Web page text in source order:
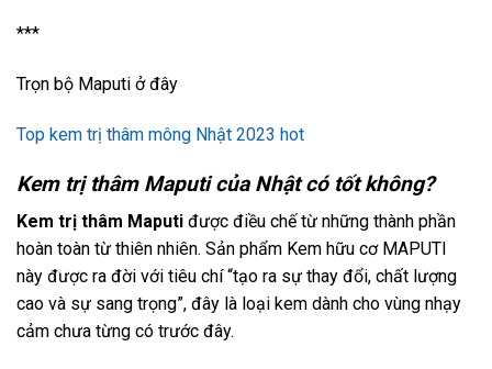
***
Trọn bộ Maputi ở đây
Top kem trị thâm mông Nhật 2023 hot
Kem trị thâm Maputi của Nhật có tốt không?
Kem trị thâm Maputi được điều chế từ những thành phần
hoàn toàn từ thiên nhiên. Sản phẩm Kem hữu cơ MAPUTI
này được ra đời với tiêu chí “tạo ra sự thay đổi, chất lượng
cao và sự sang trọng”, đây là loại kem dành cho vùng nhạy
cảm chưa từng có trước đây.